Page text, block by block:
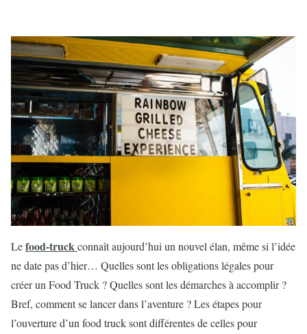
Lefood-truckconnaît aujourd’hui un nouvel élan, même si l’idée
ne date pas d’hier… Quelles sont les obligations légales pour
créer un Food Truck ? Quelles sont les démarches à accomplir ?
Bref, comment se lancer dans l’aventure ? Les étapes pour
l’ouverture d’un food truck sont différentes de celles pour